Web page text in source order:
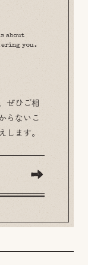
about
you.
ぜひご相
らないこ
します。